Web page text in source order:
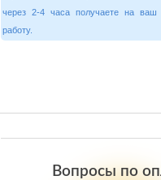
через 2-4 часа получаете на ваш
работу.
Вопросы по